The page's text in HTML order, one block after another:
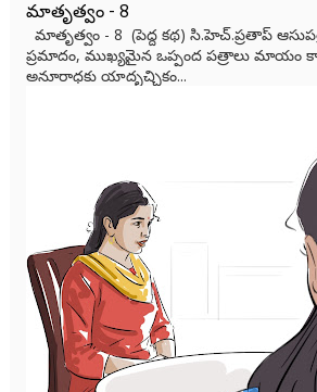
మాతృత్వం - 8
మాతృత్వం - 8 (పెద్ద కథ) సి.హెచ్.ప్రతాప్
ప్రమాదం, ముఖ్యమైన ఒప్పంద పత్రాలు
అనూరాధకు యాదృచ్ఛికం...